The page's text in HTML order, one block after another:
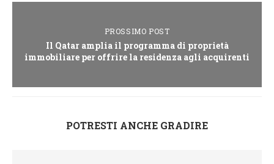
PROSSIMO POST
Il Qatar amplia il programma di proprietà
immobiliare per offrire la residenza agli acquirenti
POTRESTI ANCHE GRADIRE